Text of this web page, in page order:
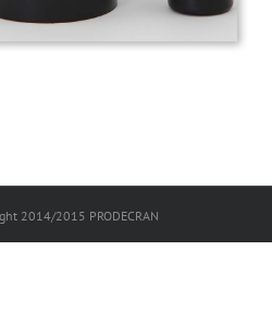
2014/2015 PRODECRAN